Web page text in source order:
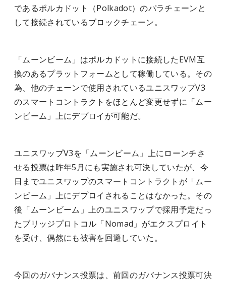
であるポルカドット（Polkadot）のパラチェーンと
して接続されているブロックチェーン。
「ムーンビーム」はポルカドットに接続したEVM互
換のあるプラットフォームとして稼働している。その
為、他のチェーンで使用されているユニスワップV3
のスマートコントラクトをほとんど変更せずに「ムー
ンビーム」上にデプロイが可能だ。
ユニスワップV3を「ムーンビーム」上にローンチさ
せる投票は昨年5月にも実施され可決していたが、今
日までユニスワップのスマートコントラクトが「ムー
ンビーム」上にデプロイされることはなかった。その
後「ムーンビーム」上のユニスワップで採用予定だっ
たブリッジプロトコル「Nomad」がエクスプロイト
を受け、偶然にも被害を回避していた。
今回のガバナンス投票は、前回のガバナンス投票可決